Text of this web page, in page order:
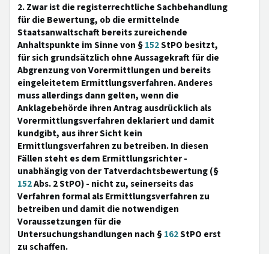
2. Zwar ist die registerrechtliche Sachbehandlung
für die Bewertung, ob die ermittelnde
Staatsanwaltschaft bereits zureichende
Anhaltspunkte im Sinne von §152StPO besitzt,
für sich grundsätzlich ohne Aussagekraft für die
Abgrenzung von Vorermittlungen und bereits
eingeleitetem Ermittlungsverfahren. Anderes
muss allerdings dann gelten, wenn die
Anklagebehörde ihren Antrag ausdrücklich als
Vorermittlungsverfahren deklariert und damit
kundgibt, aus ihrer Sicht kein
Ermittlungsverfahren zu betreiben. In diesen
Fällen steht es dem Ermittlungsrichter -
unabhängig von der Tatverdachtsbewertung (§
152Abs. 2 StPO) - nicht zu, seinerseits das
Verfahren formal als Ermittlungsverfahren zu
betreiben und damit die notwendigen
Voraussetzungen für die
Untersuchungshandlungen nach §162StPO erst
zu schaffen.